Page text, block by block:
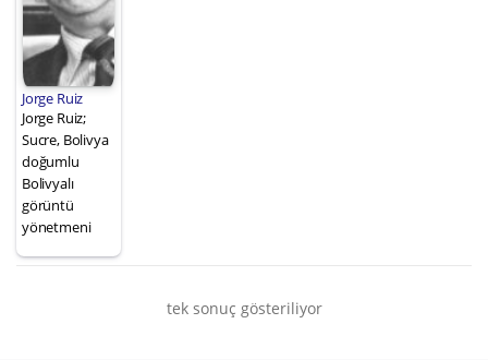
Jorge Ruiz
Jorge Ruiz;
Sucre, Bolivya
doğumlu
Bolivyalı
görüntü
yönetmeni
tek sonuç gösteriliyor